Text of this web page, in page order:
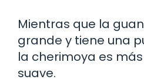
Mientras que la
grande y tiene una
la cherimoya es
suave.